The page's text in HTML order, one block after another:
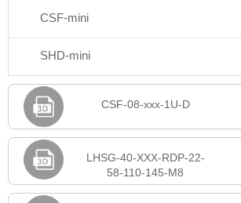
CSF-mini
SHD-mini
CSF-08-xxx-1U-D
LHSG-40-XXX-RDP-22-
58-110-145-M8